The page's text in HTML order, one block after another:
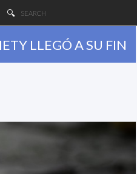
LLEGÓ A SU FIN